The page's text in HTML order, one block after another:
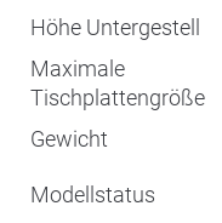
Höhe Untergestell
Maximale
Tischplattengröße
Gewicht
Modellstatus